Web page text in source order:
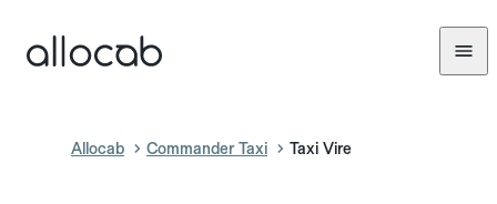
Allocab Commander Taxi Taxi Vire